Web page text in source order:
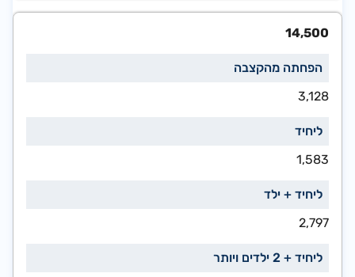
14,500
3,128
1,583
2,797